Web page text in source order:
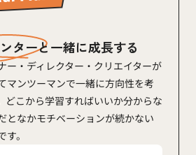
ターと一緒に成長する
ー・ディレクター・クリエイターが
マンツーマンで一緒に方向性を考
どこから学習すればいいか分からな
となかモチベーションが続かない
。